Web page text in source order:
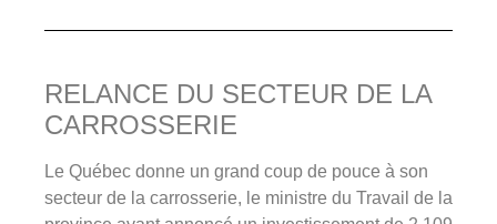
RELANCE DU SECTEUR DE LA
CARROSSERIE
Le Québec donne un grand coup de pouce à son
secteur de la carrosserie, le ministre du Travail de la